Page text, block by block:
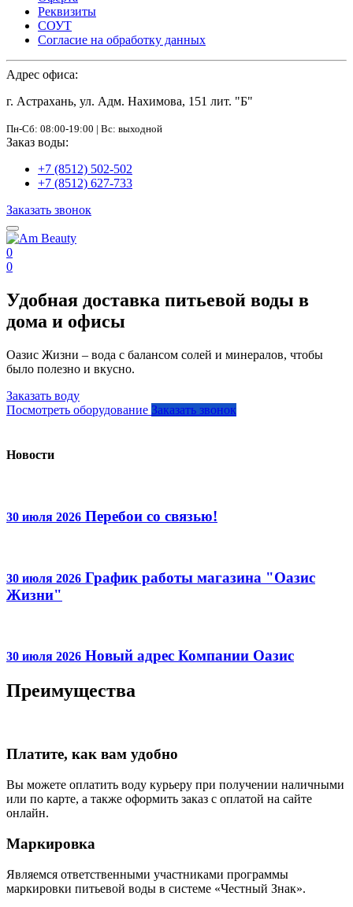
Реквизиты
СОУТ
Согласие на обработку данных
Адрес офиса:
г. Астрахань, ул. Адм. Нахимова, 151 лит. "Б"
Пн-Сб: 08:00-19:00 | Вс: выходной
Заказ воды:
+7 (8512) 502-502
+7 (8512) 627-733
Заказать звонок
0
0
Удобная доставка питьевой воды в
дома и офисы
Оазис Жизни – вода с балансом солей и минералов, чтобы
было полезно и вкусно.
Заказать воду
Посмотреть оборудование Заказать звонок
Новости
30 июля 2026 Перебои со связью!
30 июля 2026 График работы магазина "Оазис
Жизни"
30 июля 2026 Новый адрес Компании Оазис
Преимущества
Платите, как вам удобно
Вы можете оплатить воду курьеру при получении наличными
или по карте, а также оформить заказ с оплатой на сайте
онлайн.
Маркировка
Являемся ответственными участниками программы
маркировки питьевой воды в системе «Честный Знак».